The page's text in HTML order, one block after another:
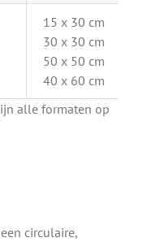
15 x 30 cm
30 x 30 cm
50 x 50 cm
40 x 60 cm
alle formaten op
circulaire,